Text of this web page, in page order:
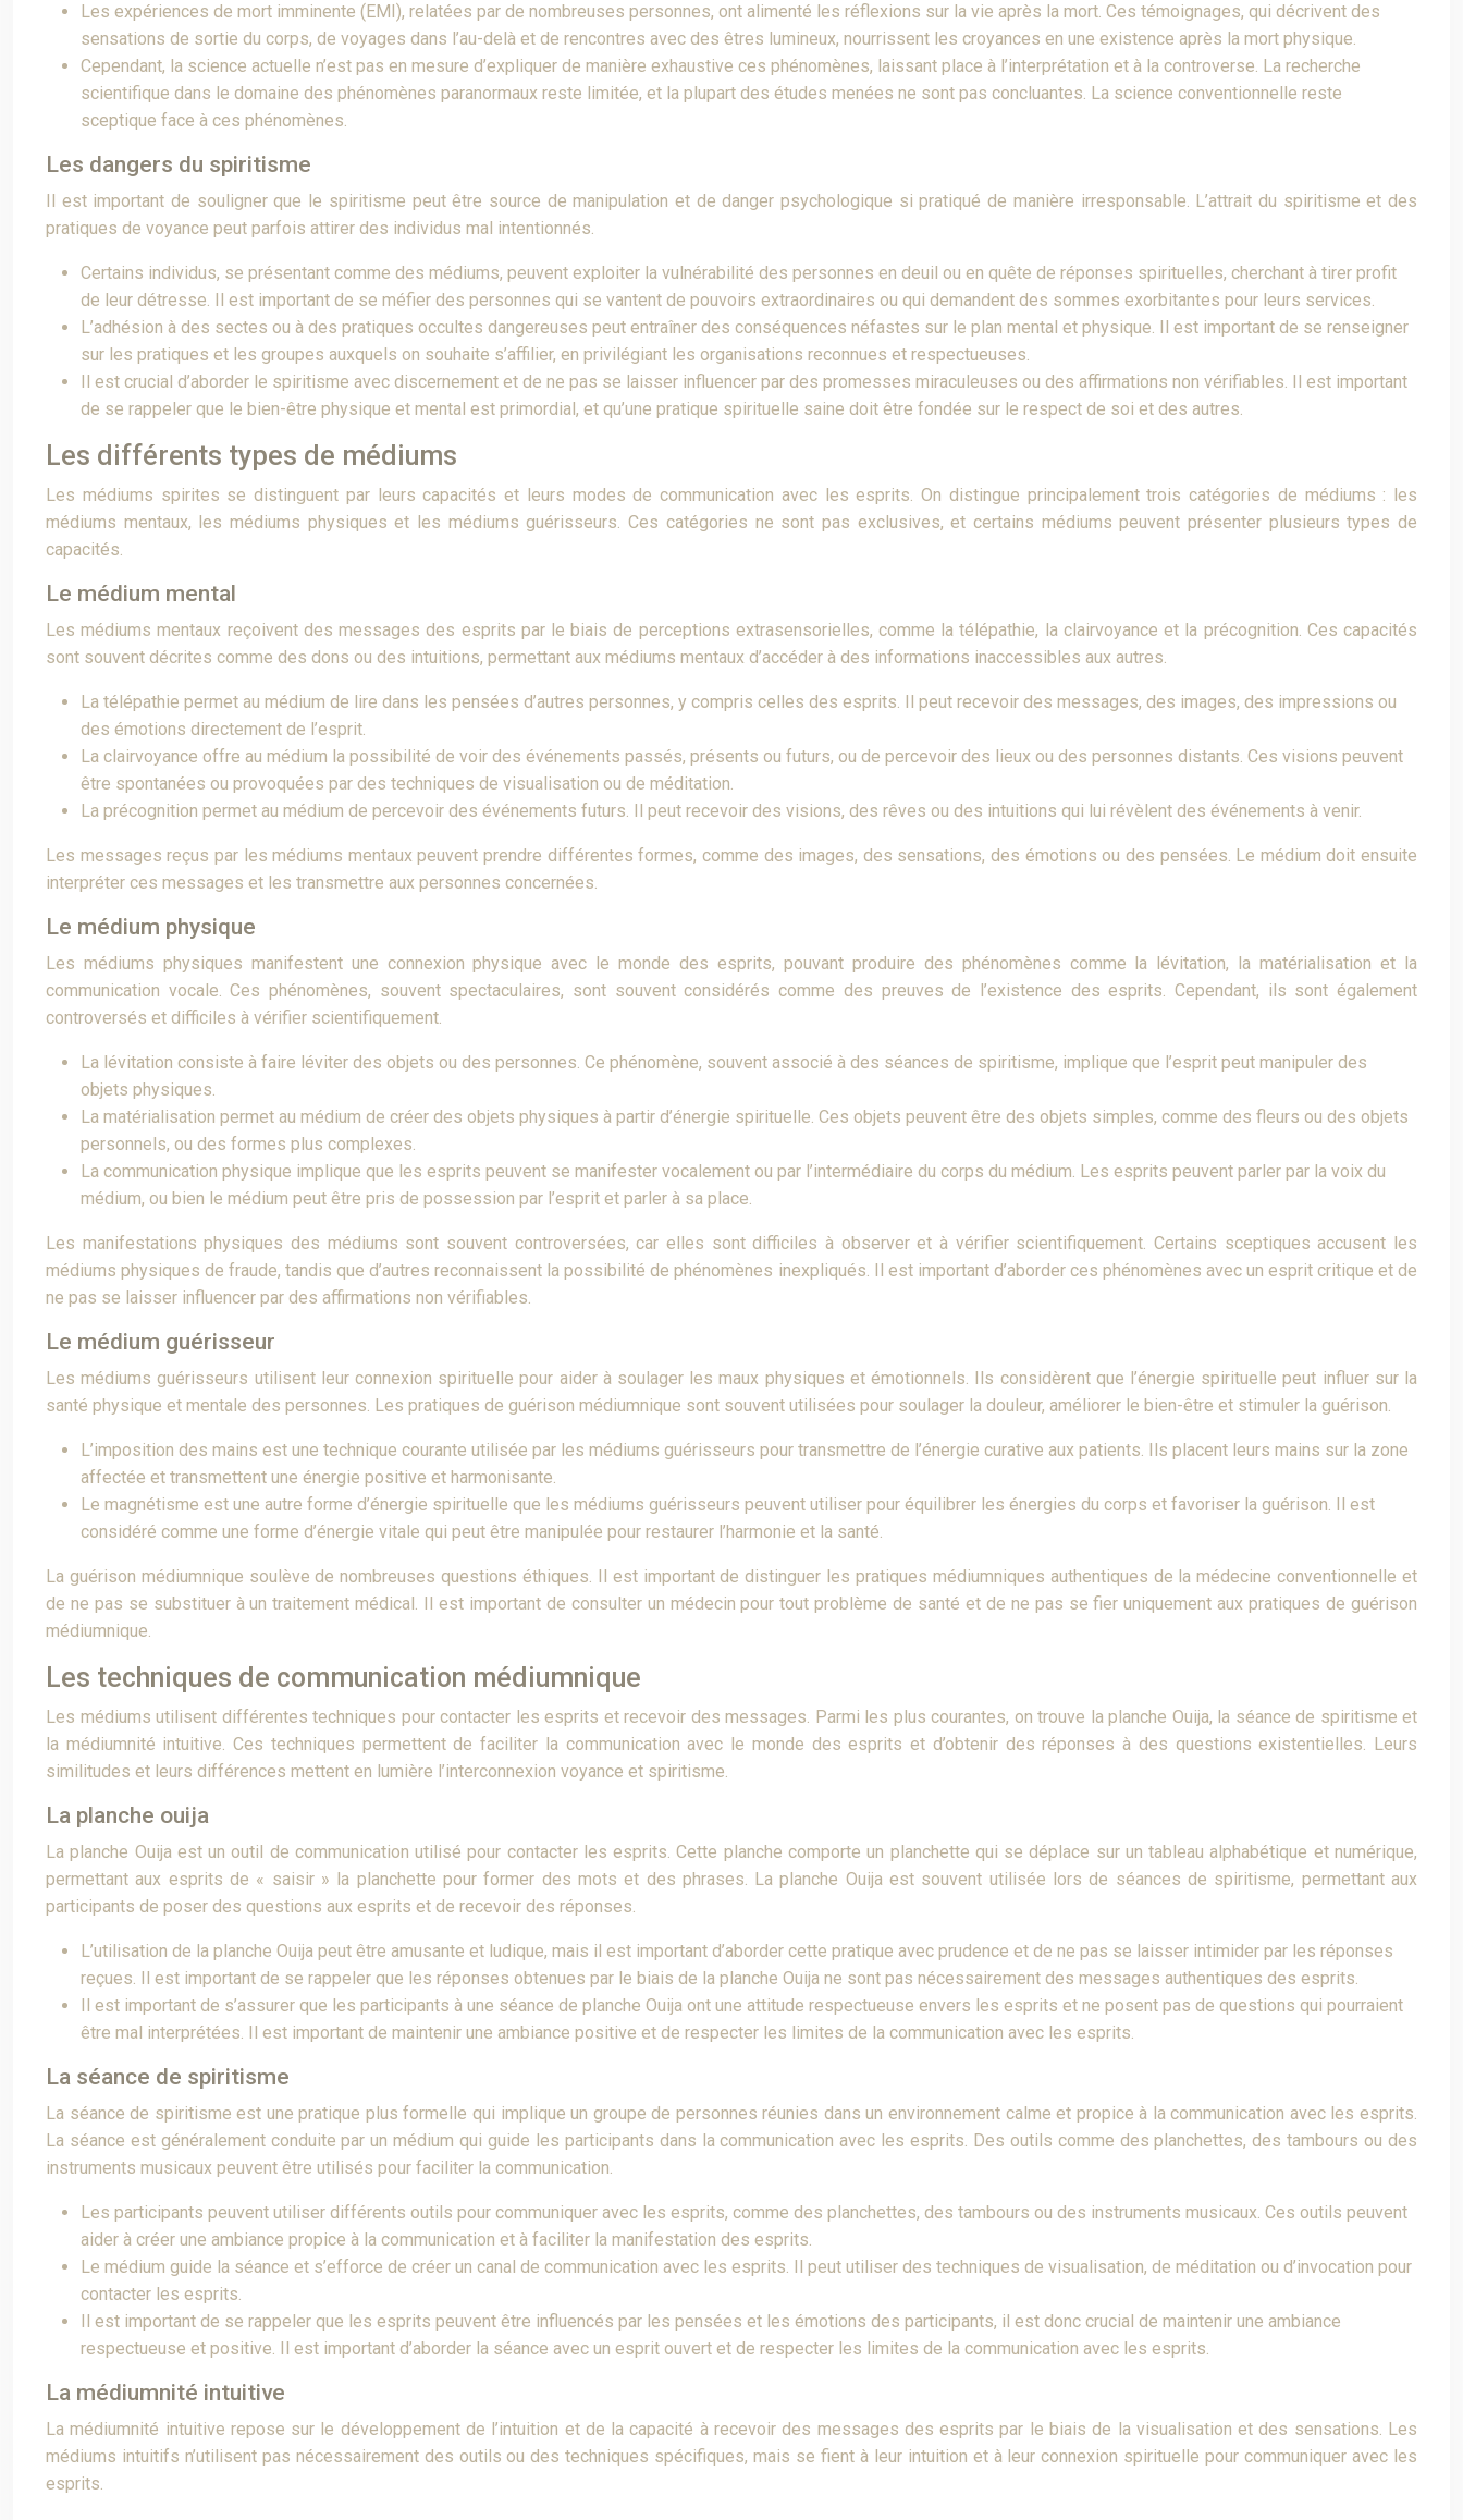
Les expériences de mort imminente (EMI), relatées par de nombreuses personnes, ont alimenté les réflexions sur la vie après la mort. Ces témoignages, qui décrivent des
sensations de sortie du corps, de voyages dans l’au-delà et de rencontres avec des êtres lumineux, nourrissent les croyances en une existence après la mort physique.
Cependant, la science actuelle n’est pas en mesure d’expliquer de manière exhaustive ces phénomènes, laissant place à l’interprétation et à la controverse. La recherche
scientifique dans le domaine des phénomènes paranormaux reste limitée, et la plupart des études menées ne sont pas concluantes. La science conventionnelle reste
sceptique face à ces phénomènes.
Les dangers du spiritisme
Il est important de souligner que le spiritisme peut être source de manipulation et de danger psychologique si pratiqué de manière irresponsable. L’attrait du spiritisme et des
pratiques de voyance peut parfois attirer des individus mal intentionnés.
Certains individus, se présentant comme des médiums, peuvent exploiter la vulnérabilité des personnes en deuil ou en quête de réponses spirituelles, cherchant à tirer profit
de leur détresse. Il est important de se méfier des personnes qui se vantent de pouvoirs extraordinaires ou qui demandent des sommes exorbitantes pour leurs services.
L’adhésion à des sectes ou à des pratiques occultes dangereuses peut entraîner des conséquences néfastes sur le plan mental et physique. Il est important de se renseigner
sur les pratiques et les groupes auxquels on souhaite s’affilier, en privilégiant les organisations reconnues et respectueuses.
Il est crucial d’aborder le spiritisme avec discernement et de ne pas se laisser influencer par des promesses miraculeuses ou des affirmations non vérifiables. Il est important
de se rappeler que le bien-être physique et mental est primordial, et qu’une pratique spirituelle saine doit être fondée sur le respect de soi et des autres.
Les différents types de médiums
Les médiums spirites se distinguent par leurs capacités et leurs modes de communication avec les esprits. On distingue principalement trois catégories de médiums : les
médiums mentaux, les médiums physiques et les médiums guérisseurs. Ces catégories ne sont pas exclusives, et certains médiums peuvent présenter plusieurs types de
capacités.
Le médium mental
Les médiums mentaux reçoivent des messages des esprits par le biais de perceptions extrasensorielles, comme la télépathie, la clairvoyance et la précognition. Ces capacités
sont souvent décrites comme des dons ou des intuitions, permettant aux médiums mentaux d’accéder à des informations inaccessibles aux autres.
La télépathie permet au médium de lire dans les pensées d’autres personnes, y compris celles des esprits. Il peut recevoir des messages, des images, des impressions ou
des émotions directement de l’esprit.
La clairvoyance offre au médium la possibilité de voir des événements passés, présents ou futurs, ou de percevoir des lieux ou des personnes distants. Ces visions peuvent
être spontanées ou provoquées par des techniques de visualisation ou de méditation.
La précognition permet au médium de percevoir des événements futurs. Il peut recevoir des visions, des rêves ou des intuitions qui lui révèlent des événements à venir.
Les messages reçus par les médiums mentaux peuvent prendre différentes formes, comme des images, des sensations, des émotions ou des pensées. Le médium doit ensuite
interpréter ces messages et les transmettre aux personnes concernées.
Le médium physique
Les médiums physiques manifestent une connexion physique avec le monde des esprits, pouvant produire des phénomènes comme la lévitation, la matérialisation et la
communication vocale. Ces phénomènes, souvent spectaculaires, sont souvent considérés comme des preuves de l’existence des esprits. Cependant, ils sont également
controversés et difficiles à vérifier scientifiquement.
La lévitation consiste à faire léviter des objets ou des personnes. Ce phénomène, souvent associé à des séances de spiritisme, implique que l’esprit peut manipuler des
objets physiques.
La matérialisation permet au médium de créer des objets physiques à partir d’énergie spirituelle. Ces objets peuvent être des objets simples, comme des fleurs ou des objets
personnels, ou des formes plus complexes.
La communication physique implique que les esprits peuvent se manifester vocalement ou par l’intermédiaire du corps du médium. Les esprits peuvent parler par la voix du
médium, ou bien le médium peut être pris de possession par l’esprit et parler à sa place.
Les manifestations physiques des médiums sont souvent controversées, car elles sont difficiles à observer et à vérifier scientifiquement. Certains sceptiques accusent les
médiums physiques de fraude, tandis que d’autres reconnaissent la possibilité de phénomènes inexpliqués. Il est important d’aborder ces phénomènes avec un esprit critique et de
ne pas se laisser influencer par des affirmations non vérifiables.
Le médium guérisseur
Les médiums guérisseurs utilisent leur connexion spirituelle pour aider à soulager les maux physiques et émotionnels. Ils considèrent que l’énergie spirituelle peut influer sur la
santé physique et mentale des personnes. Les pratiques de guérison médiumnique sont souvent utilisées pour soulager la douleur, améliorer le bien-être et stimuler la guérison.
L’imposition des mains est une technique courante utilisée par les médiums guérisseurs pour transmettre de l’énergie curative aux patients. Ils placent leurs mains sur la zone
affectée et transmettent une énergie positive et harmonisante.
Le magnétisme est une autre forme d’énergie spirituelle que les médiums guérisseurs peuvent utiliser pour équilibrer les énergies du corps et favoriser la guérison. Il est
considéré comme une forme d’énergie vitale qui peut être manipulée pour restaurer l’harmonie et la santé.
La guérison médiumnique soulève de nombreuses questions éthiques. Il est important de distinguer les pratiques médiumniques authentiques de la médecine conventionnelle et
de ne pas se substituer à un traitement médical. Il est important de consulter un médecin pour tout problème de santé et de ne pas se fier uniquement aux pratiques de guérison
médiumnique.
Les techniques de communication médiumnique
Les médiums utilisent différentes techniques pour contacter les esprits et recevoir des messages. Parmi les plus courantes, on trouve la planche Ouija, la séance de spiritisme et
la médiumnité intuitive. Ces techniques permettent de faciliter la communication avec le monde des esprits et d’obtenir des réponses à des questions existentielles. Leurs
similitudes et leurs différences mettent en lumière l’interconnexion voyance et spiritisme.
La planche ouija
La planche Ouija est un outil de communication utilisé pour contacter les esprits. Cette planche comporte un planchette qui se déplace sur un tableau alphabétique et numérique,
permettant aux esprits de « saisir » la planchette pour former des mots et des phrases. La planche Ouija est souvent utilisée lors de séances de spiritisme, permettant aux
participants de poser des questions aux esprits et de recevoir des réponses.
L’utilisation de la planche Ouija peut être amusante et ludique, mais il est important d’aborder cette pratique avec prudence et de ne pas se laisser intimider par les réponses
reçues. Il est important de se rappeler que les réponses obtenues par le biais de la planche Ouija ne sont pas nécessairement des messages authentiques des esprits.
Il est important de s’assurer que les participants à une séance de planche Ouija ont une attitude respectueuse envers les esprits et ne posent pas de questions qui pourraient
être mal interprétées. Il est important de maintenir une ambiance positive et de respecter les limites de la communication avec les esprits.
La séance de spiritisme
La séance de spiritisme est une pratique plus formelle qui implique un groupe de personnes réunies dans un environnement calme et propice à la communication avec les esprits.
La séance est généralement conduite par un médium qui guide les participants dans la communication avec les esprits. Des outils comme des planchettes, des tambours ou des
instruments musicaux peuvent être utilisés pour faciliter la communication.
Les participants peuvent utiliser différents outils pour communiquer avec les esprits, comme des planchettes, des tambours ou des instruments musicaux. Ces outils peuvent
aider à créer une ambiance propice à la communication et à faciliter la manifestation des esprits.
Le médium guide la séance et s’efforce de créer un canal de communication avec les esprits. Il peut utiliser des techniques de visualisation, de méditation ou d’invocation pour
contacter les esprits.
Il est important de se rappeler que les esprits peuvent être influencés par les pensées et les émotions des participants, il est donc crucial de maintenir une ambiance
respectueuse et positive. Il est important d’aborder la séance avec un esprit ouvert et de respecter les limites de la communication avec les esprits.
La médiumnité intuitive
La médiumnité intuitive repose sur le développement de l’intuition et de la capacité à recevoir des messages des esprits par le biais de la visualisation et des sensations. Les
médiums intuitifs n’utilisent pas nécessairement des outils ou des techniques spécifiques, mais se fient à leur intuition et à leur connexion spirituelle pour communiquer avec les
esprits.